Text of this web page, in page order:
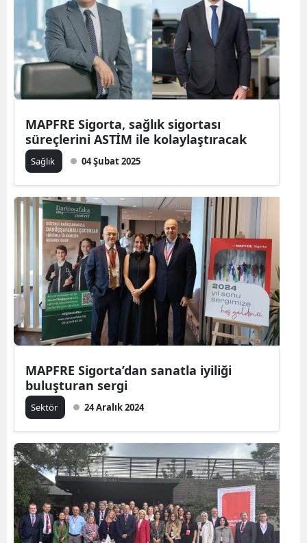
MAPFRE Sigorta, sağlık sigortası
süreçlerini ASTİM ile kolaylaştıracak
Sağlık 04 Şubat 2025
MAPFRE Sigorta’dan sanatla iyiliği
buluşturan sergi
Sektör 24 Aralık 2024